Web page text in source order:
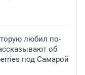
любил по-
об
под Самарой